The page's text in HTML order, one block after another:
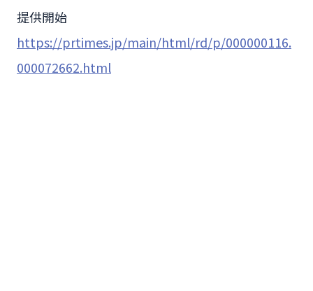
提供開始
https://prtimes.jp/main/html/rd/p/000000116.
000072662.html